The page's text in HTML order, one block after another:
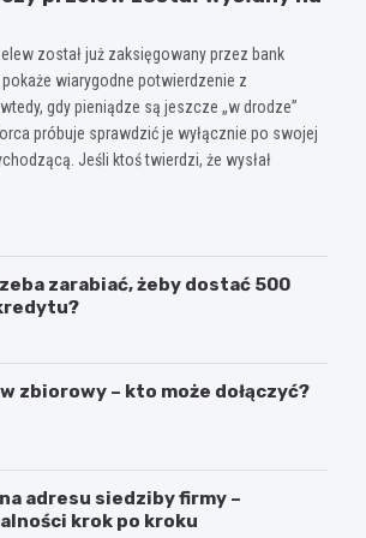
został już zaksięgowany przez bank
wiarygodne potwierdzenie z
gdy pieniądze są jeszcze „w drodze”
próbuje sprawdzić je wyłącznie po swojej
Jeśli ktoś twierdzi, że wysłał
zarabiać, żeby dostać 500
zbiorowy – kto może dołączyć?
adresu siedziby firmy –
krok po kroku